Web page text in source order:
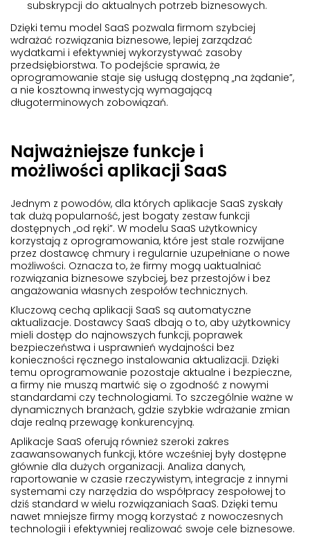
subskrypcji do aktualnych potrzeb biznesowych.
Dzięki temu model SaaS pozwala firmom szybciej
wdrażać rozwiązania biznesowe, lepiej zarządzać
wydatkami i efektywniej wykorzystywać zasoby
przedsiębiorstwa. To podejście sprawia, że
oprogramowanie staje się usługą dostępną „na żądanie”,
a nie kosztowną inwestycją wymagającą
długoterminowych zobowiązań.
Najważniejsze funkcje i
możliwości aplikacji SaaS
Jednym z powodów, dla których aplikacje SaaS zyskały
tak dużą popularność, jest bogaty zestaw funkcji
dostępnych „od ręki”. W modelu SaaS użytkownicy
korzystają z oprogramowania, które jest stale rozwijane
przez dostawcę chmury i regularnie uzupełniane o nowe
możliwości. Oznacza to, że firmy mogą uaktualniać
rozwiązania biznesowe szybciej, bez przestojów i bez
angażowania własnych zespołów technicznych.
Kluczową cechą aplikacji SaaS są automatyczne
aktualizacje. Dostawcy SaaS dbają o to, aby użytkownicy
mieli dostęp do najnowszych funkcji, poprawek
bezpieczeństwa i usprawnień wydajności bez
konieczności ręcznego instalowania aktualizacji. Dzięki
temu oprogramowanie pozostaje aktualne i bezpieczne,
a firmy nie muszą martwić się o zgodność z nowymi
standardami czy technologiami. To szczególnie ważne w
dynamicznych branżach, gdzie szybkie wdrażanie zmian
daje realną przewagę konkurencyjną.
Aplikacje SaaS oferują również szeroki zakres
zaawansowanych funkcji, które wcześniej były dostępne
głównie dla dużych organizacji. Analiza danych,
raportowanie w czasie rzeczywistym, integracje z innymi
systemami czy narzędzia do współpracy zespołowej to
dziś standard w wielu rozwiązaniach SaaS. Dzięki temu
nawet mniejsze firmy mogą korzystać z nowoczesnych
technologii i efektywniej realizować swoje cele biznesowe.